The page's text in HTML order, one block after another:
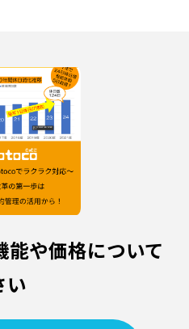
や価格について
い